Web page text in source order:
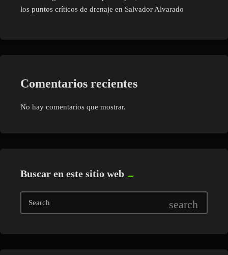
los puntos críticos de drenaje en Salvador Alvarado
Comentarios recientes
No hay comentarios que mostrar.
Buscar en este sitio web
Search search